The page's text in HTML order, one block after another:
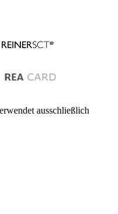
ausschließlich